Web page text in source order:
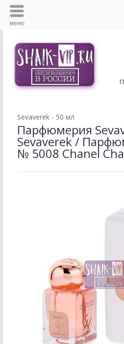
Sevaverek - 50 мл
Парфюмерия
Sevaverek /
№ 5008 Chanel